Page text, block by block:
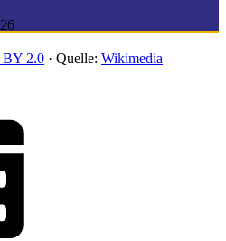
BY 2.0 · Quelle: Wikimedia